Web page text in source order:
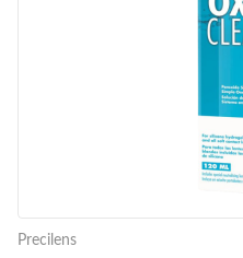
Precilens